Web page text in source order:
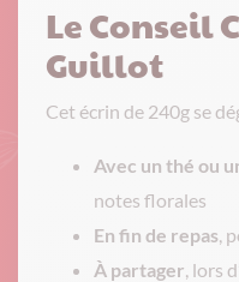
Le Conseil
Guillot
Cet écrin de 240g se
Avec un thé ou
notes florales
En fin de repas,
À partager, lors